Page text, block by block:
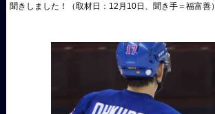
聞きしました！（取材日：12月10日、聞き手＝福富善）